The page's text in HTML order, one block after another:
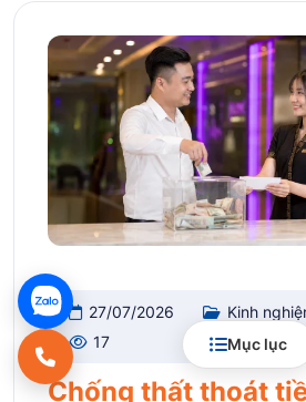
Mục lục
27/07/2026
Kinh
17
Chống thất thoát